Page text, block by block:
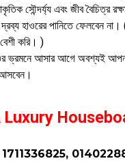
সৌন্দর্য্য এবং জীব বৈচিত্র
হাওরের পানিতে ফেলবেন
করি। )
ভ্রমনে আসার আগে অবশ্যই
A Luxury